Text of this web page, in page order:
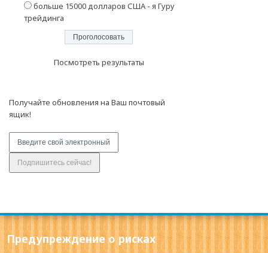
больше 15000 долларов США - я Гуру
трейдинга
Посмотреть результаты
Получайте обновления на Ваш почтовый
ящик!
Предупреждение о рисках